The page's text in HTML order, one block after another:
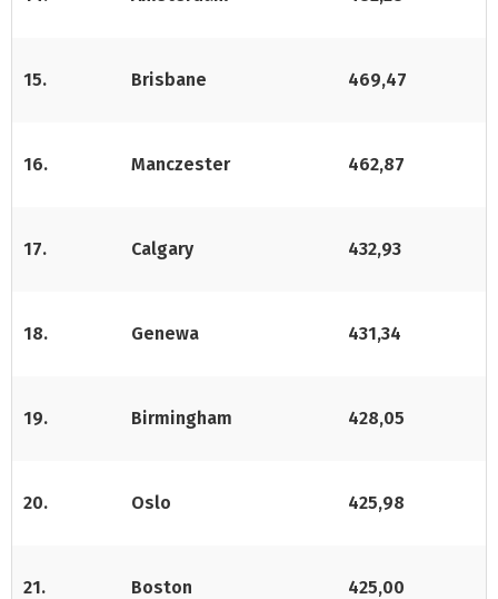
15. Brisbane 469,47
16. Manczester 462,87
17. Calgary 432,93
18. Genewa 431,34
19. Birmingham 428,05
20. Oslo 425,98
21. Boston 425,00